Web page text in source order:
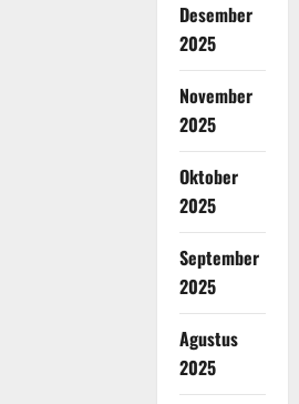
Desember
2025
November
2025
Oktober
2025
September
2025
Agustus
2025